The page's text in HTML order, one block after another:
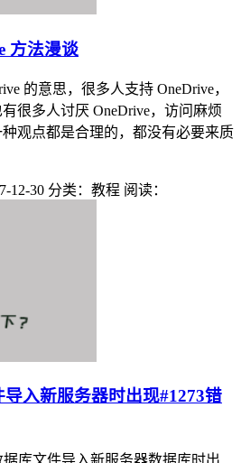
方法漫谈
的意思，很多人支持 OneDrive，
很多人讨厌 OneDrive，访问麻烦
观点都是合理的，都没有必要来质
12-30 分类：教程 阅读：
入新服务器时出现#1273错